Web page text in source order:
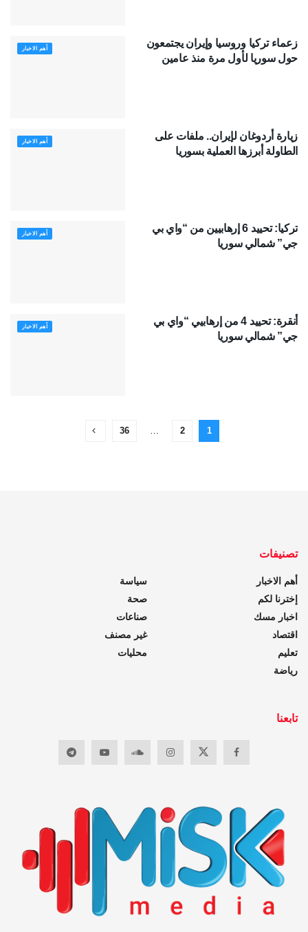
أهم الاخبار
زعماء تركيا وروسيا وإيران يجتمعون
حول سوريا لأول مرة منذ عامين
أهم الاخبار
زيارة أردوغان لإيران.. ملفات على
الطاولة أبرزها العملية بسوريا
أهم الاخبار
تركيا: تحييد 6 إرهابيين من “واي بي
جي” شمالي سوريا
أهم الاخبار
أنقرة: تحييد 4 من إرهابيي “واي بي
جي” شمالي سوريا
1
2
…
36
تصنيفات
أهم الاخبار
إخترنا لكم
اخبار مسك
اقتصاد
تعليم
رياضة
سياسة
صحة
صناعات
غير مصنف
محليات
تابعنا